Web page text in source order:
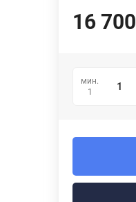
16 700
мин.
1